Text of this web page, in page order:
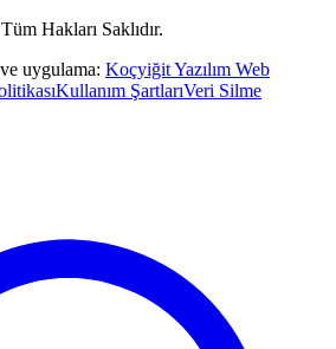
Hakları Saklıdır.
uygulama: Koçyiğit Yazılım Web
Kullanım ŞartlarıVeri Silme